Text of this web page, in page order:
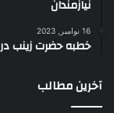
نیازمندان
16 نوامبر, 2023
خطبه حضرت زینب
آخرین مطالب